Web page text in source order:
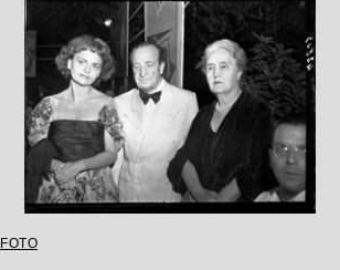
FOTO